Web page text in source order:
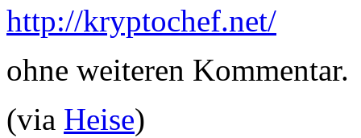
http://kryptochef.net/
ohne weiteren Kommentar.
(via Heise)